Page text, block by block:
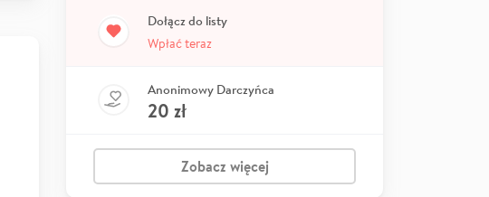
Dołącz do listy
Wpłać teraz
Anonimowy Darczyńca
20 zł
Zobacz więcej